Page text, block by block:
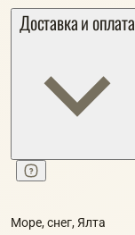
Доставка и оплата
Море, снег, Ялта